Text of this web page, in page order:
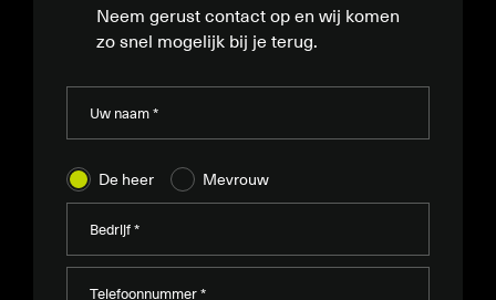
Neem gerust contact op en wij komen
zo snel mogelijk bij je terug.
De heer Mevrouw